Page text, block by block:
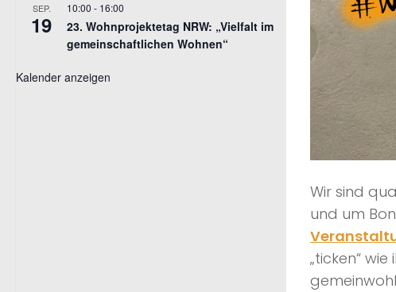
Wir sind
und um
„ticken“
SEP.
19
10:00 - 16:00
23. Wohnprojektetag NRW: „Vielfalt im
gemeinschaftlichen Wohnen“
Kalender anzeigen